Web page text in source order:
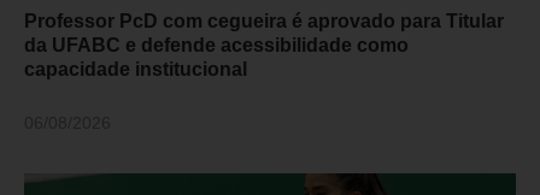
Professor PcD com cegueira é aprovado para Titular
da UFABC e defende acessibilidade como
capacidade institucional